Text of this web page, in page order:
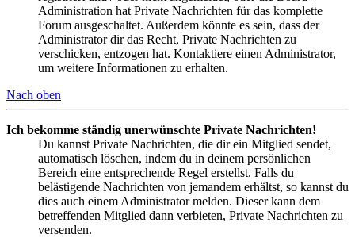
Administration hat Private Nachrichten für das komplette
Forum ausgeschaltet. Außerdem könnte es sein, dass der
Administrator dir das Recht, Private Nachrichten zu
verschicken, entzogen hat. Kontaktiere einen Administrator,
um weitere Informationen zu erhalten.
Nach oben
Ich bekomme ständig unerwünschte Private Nachrichten!
Du kannst Private Nachrichten, die dir ein Mitglied sendet,
automatisch löschen, indem du in deinem persönlichen
Bereich eine entsprechende Regel erstellst. Falls du
belästigende Nachrichten von jemandem erhältst, so kannst du
dies auch einem Administrator melden. Dieser kann dem
betreffenden Mitglied dann verbieten, Private Nachrichten zu
versenden.